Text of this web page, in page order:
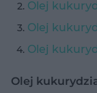
Olej
Olej
Olej
Olej